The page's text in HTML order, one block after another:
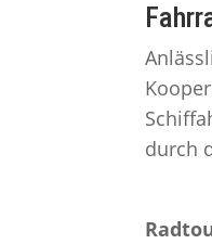
durch